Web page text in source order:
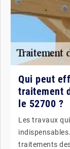
Qui peut
traitement
le 52700 ?
Les travaux
traitements